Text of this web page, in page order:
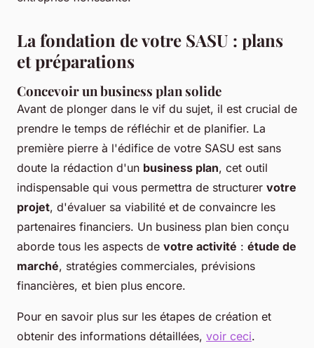
La fondation de votre SASU : plans
et préparations
Concevoir un business plan solide
Avant de plonger dans le vif du sujet, il est crucial de
prendre le temps de réfléchir et de planifier. La
première pierre à l'édifice de votre SASU est sans
doute la rédaction d'un business plan, cet outil
indispensable qui vous permettra de structurer votre
projet, d'évaluer sa viabilité et de convaincre les
partenaires financiers. Un business plan bien conçu
aborde tous les aspects de votre activité : étude de
marché, stratégies commerciales, prévisions
financières, et bien plus encore.
Pour en savoir plus sur les étapes de création et
obtenir des informations détaillées, voir ceci.